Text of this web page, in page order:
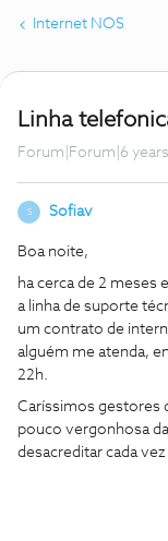
Internet NOS
Linha
Forum|Forum|6
S Sofiav
Boa noite,
ha cerca de 2 meses
a linha de suporte
um contrato de
alguém me atenda,
22h.
Caríssimos gestores
pouco vergonhosa
desacreditar cada